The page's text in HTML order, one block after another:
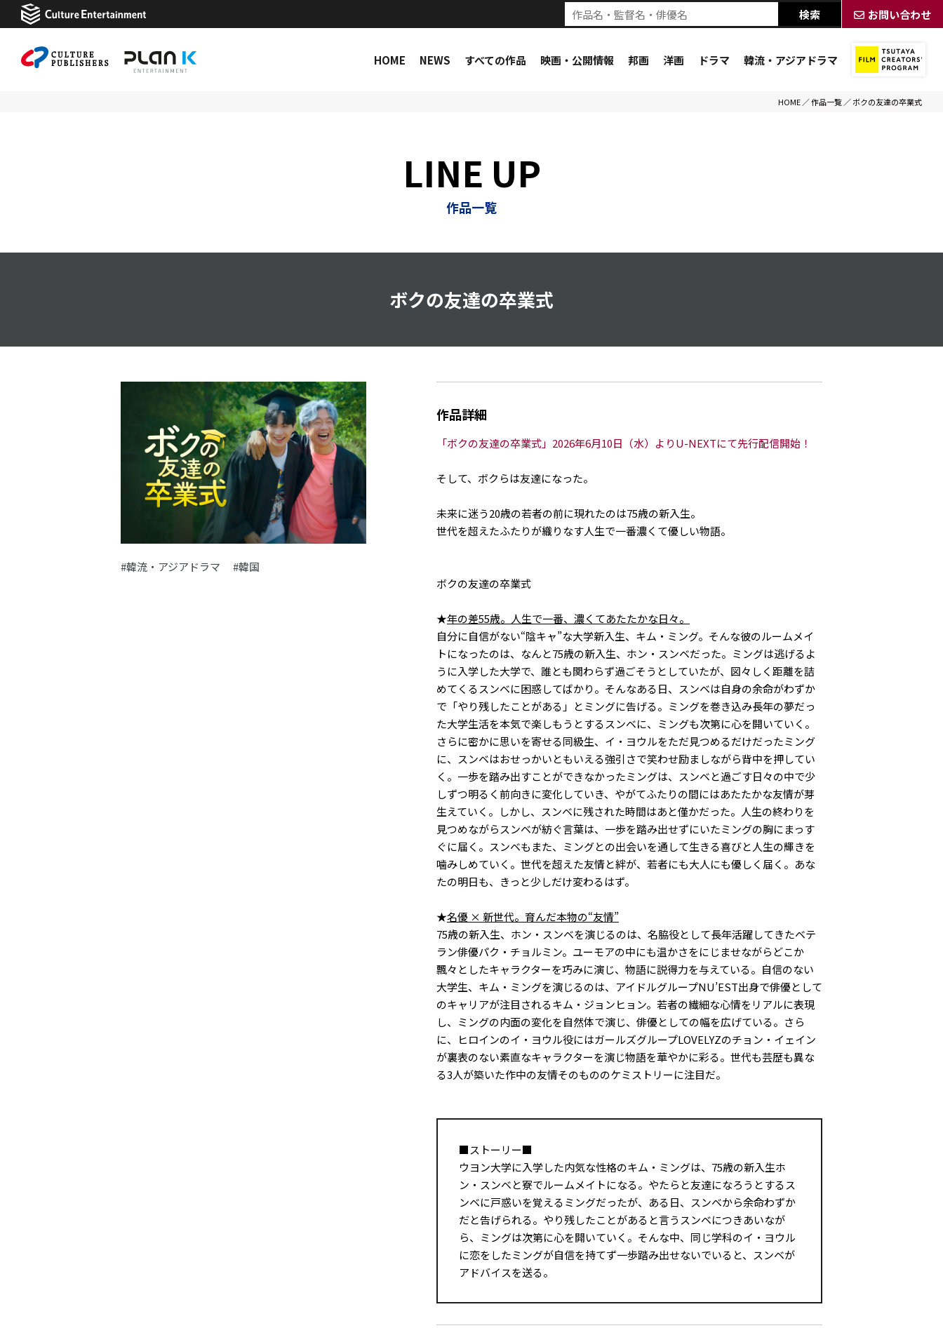
お問い合わせ
HOME NEWS すべての作品 映画・公開情報 邦画 洋画 ドラマ 韓流・アジアドラマ
HOME ／作品一覧 ／ボクの友達の卒業式
LINE UP
作品一覧
ボクの友達の卒業式
#韓流・アジアドラマ #韓国
作品詳細
「ボクの友達の卒業式」2026年6月10日（水）よりU-NEXTにて先行配信開始！
そして、ボクらは友達になった。
未来に迷う20歳の若者の前に現れたのは75歳の新入生。
世代を超えたふたりが織りなす人生で一番濃くて優しい物語。
ボクの友達の卒業式
★年の差55歳。人生で一番、濃くてあたたかな日々。
自分に自信がない“陰キャ”な大学新入生、キム・ミング。そんな彼のルームメイ
トになったのは、なんと75歳の新入生、ホン・スンベだった。ミングは逃げるよ
うに入学した大学で、誰とも関わらず過ごそうとしていたが、図々しく距離を詰
めてくるスンベに困惑してばかり。そんなある日、スンベは自身の余命がわずか
で「やり残したことがある」とミングに告げる。ミングを巻き込み長年の夢だっ
た大学生活を本気で楽しもうとするスンベに、ミングも次第に心を開いていく。
さらに密かに思いを寄せる同級生、イ・ヨウルをただ見つめるだけだったミング
に、スンベはおせっかいともいえる強引さで笑わせ励ましながら背中を押してい
く。一歩を踏み出すことができなかったミングは、スンベと過ごす日々の中で少
しずつ明るく前向きに変化していき、やがてふたりの間にはあたたかな友情が芽
生えていく。しかし、スンベに残された時間はあと僅かだった――。人生の終わりを
見つめながらスンベが紡ぐ言葉は、一歩を踏み出せずにいたミングの胸にまっす
ぐに届く。スンベもまた、ミングとの出会いを通して生きる喜びと人生の輝きを
噛みしめていく。世代を超えた友情と絆が、若者にも大人にも優しく届く――。あな
たの明日も、きっと少しだけ変わるはず。
★名優 × 新世代。育んだ本物の“友情”
75歳の新入生、ホン・スンベを演じるのは、名脇役として長年活躍してきたベテ
ラン俳優パク・チョルミン。ユーモアの中にも温かさをにじませながらどこか
飄々としたキャラクターを巧みに演じ、物語に説得力を与えている。自信のない
大学生、キム・ミングを演じるのは、アイドルグループNU’EST出身で俳優として
のキャリアが注目されるキム・ジョンヒョン。若者の繊細な心情をリアルに表現
し、ミングの内面の変化を自然体で演じ、俳優としての幅を広げている。さら
に、ヒロインのイ・ヨウル役にはガールズグループLOVELYZのチョン・イェイン
が裏表のない素直なキャラクターを演じ物語を華やかに彩る。世代も芸歴も異な
る3人が築いた作中の友情そのもののケミストリーに注目だ。
■ストーリー■
ウヨン大学に入学した内気な性格のキム・ミングは、75歳の新入生ホ
ン・スンベと寮でルームメイトになる。やたらと友達になろうとするス
ンベに戸惑いを覚えるミングだったが、ある日、スンベから余命わずか
だと告げられる。やり残したことがあると言うスンベにつきあいなが
ら、ミングは次第に心を開いていく。そんな中、同じ学科のイ・ヨウル
に恋をしたミングが自信を持てず一歩踏み出せないでいると、スンベが
アドバイスを送る。